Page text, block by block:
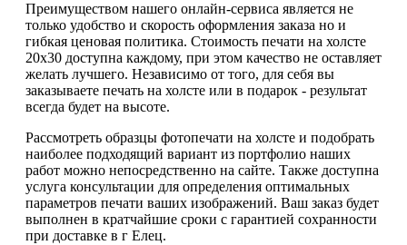
Преимуществом нашего онлайн-сервиса является не
только удобство и скорость оформления заказа но и
гибкая ценовая политика. Стоимость печати на холсте
20х30 доступна каждому, при этом качество не оставляет
желать лучшего. Независимо от того, для себя вы
заказываете печать на холсте или в подарок - результат
всегда будет на высоте.
Рассмотреть образцы фотопечати на холсте и подобрать
наиболее подходящий вариант из портфолио наших
работ можно непосредственно на сайте. Также доступна
услуга консультации для определения оптимальных
параметров печати ваших изображений. Ваш заказ будет
выполнен в кратчайшие сроки с гарантией сохранности
при доставке в г Елец.